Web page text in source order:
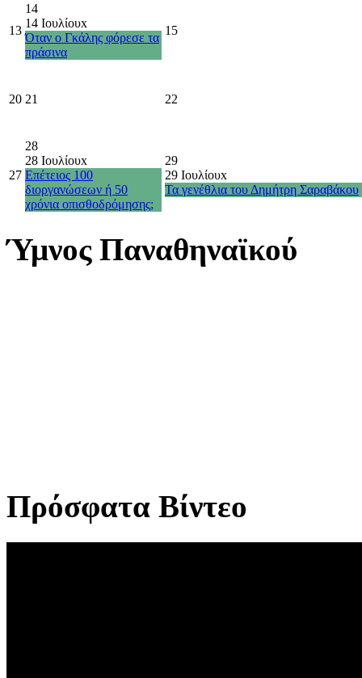
13
14
14 Ιουλίουx
Όταν ο Γκάλης φόρεσε τα
πράσινα
15
20 21 22
27
28
28 Ιουλίουx
Επέτειος 100
διοργανώσεων ή 50
χρόνια οπισθοδρόμησης;
29
29 Ιουλίουx
Τα γενέθλια του Δημήτρη Σαραβάκου
Ύμνος Παναθηναϊκού
Πρόσφατα Βίντεο